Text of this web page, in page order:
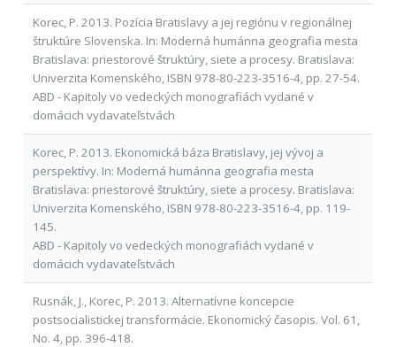
Korec, P. 2013. Pozícia Bratislavy a jej regiónu v regionálnej
štruktúre Slovenska. In: Moderná humánna geografia mesta
Bratislava: priestorové štruktúry, siete a procesy. Bratislava:
Univerzita Komenského, ISBN 978-80-223-3516-4, pp. 27-54.
ABD - Kapitoly vo vedeckých monografiách vydané v
domácich vydavateľstvách
Korec, P. 2013. Ekonomická báza Bratislavy, jej vývoj a
perspektívy. In: Moderná humánna geografia mesta
Bratislava: priestorové štruktúry, siete a procesy. Bratislava:
Univerzita Komenského, ISBN 978-80-223-3516-4, pp. 119-
145.
ABD - Kapitoly vo vedeckých monografiách vydané v
domácich vydavateľstvách
Rusnák, J., Korec, P. 2013. Alternatívne koncepcie
postsocialistickej transformácie. Ekonomický časopis. Vol. 61,
No. 4, pp. 396-418.